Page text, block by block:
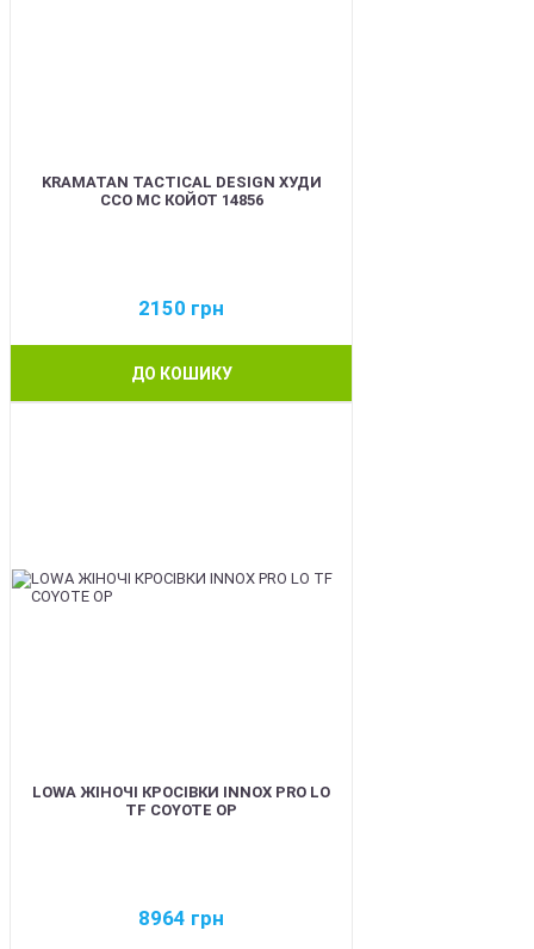
KRAMATAN TACTICAL DESIGN ХУДИ
ССО МС КОЙОТ 14856
2150 грн
ДО КОШИКУ
LOWA ЖІНОЧІ КРОСІВКИ INNOX PRO LO
TF COYOTE OP
8964 грн